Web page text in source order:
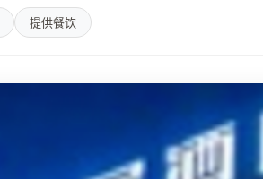
提供餐饮